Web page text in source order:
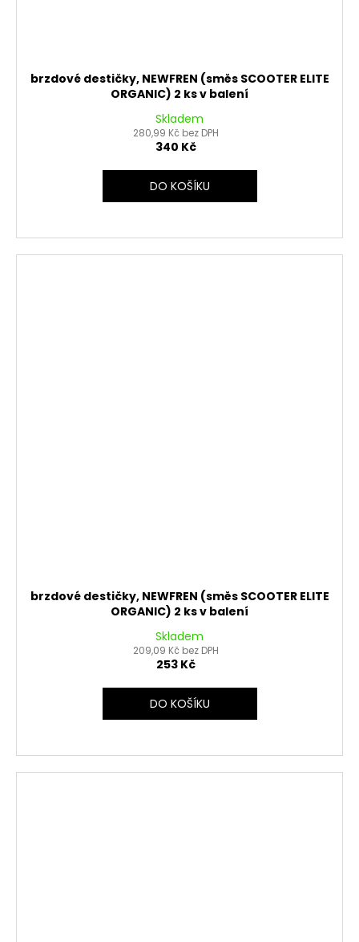
brzdové destičky, NEWFREN (směs SCOOTER ELITE
ORGANIC) 2 ks v balení
Skladem
280,99 Kč bez DPH
340 Kč
DO KOŠÍKU
brzdové destičky, NEWFREN (směs SCOOTER ELITE
ORGANIC) 2 ks v balení
Skladem
209,09 Kč bez DPH
253 Kč
DO KOŠÍKU